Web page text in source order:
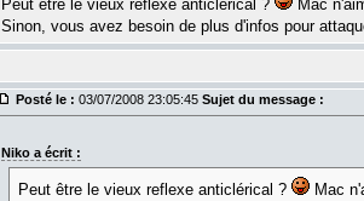
Peut être le vieux reflexe anticlérical ? Mac
Sinon, vous avez besoin de plus d'infos pour
Posté le : 03/07/2008 23:05:45 Sujet du message :
Niko a écrit :
Peut être le vieux reflexe anticlérical ? Mac